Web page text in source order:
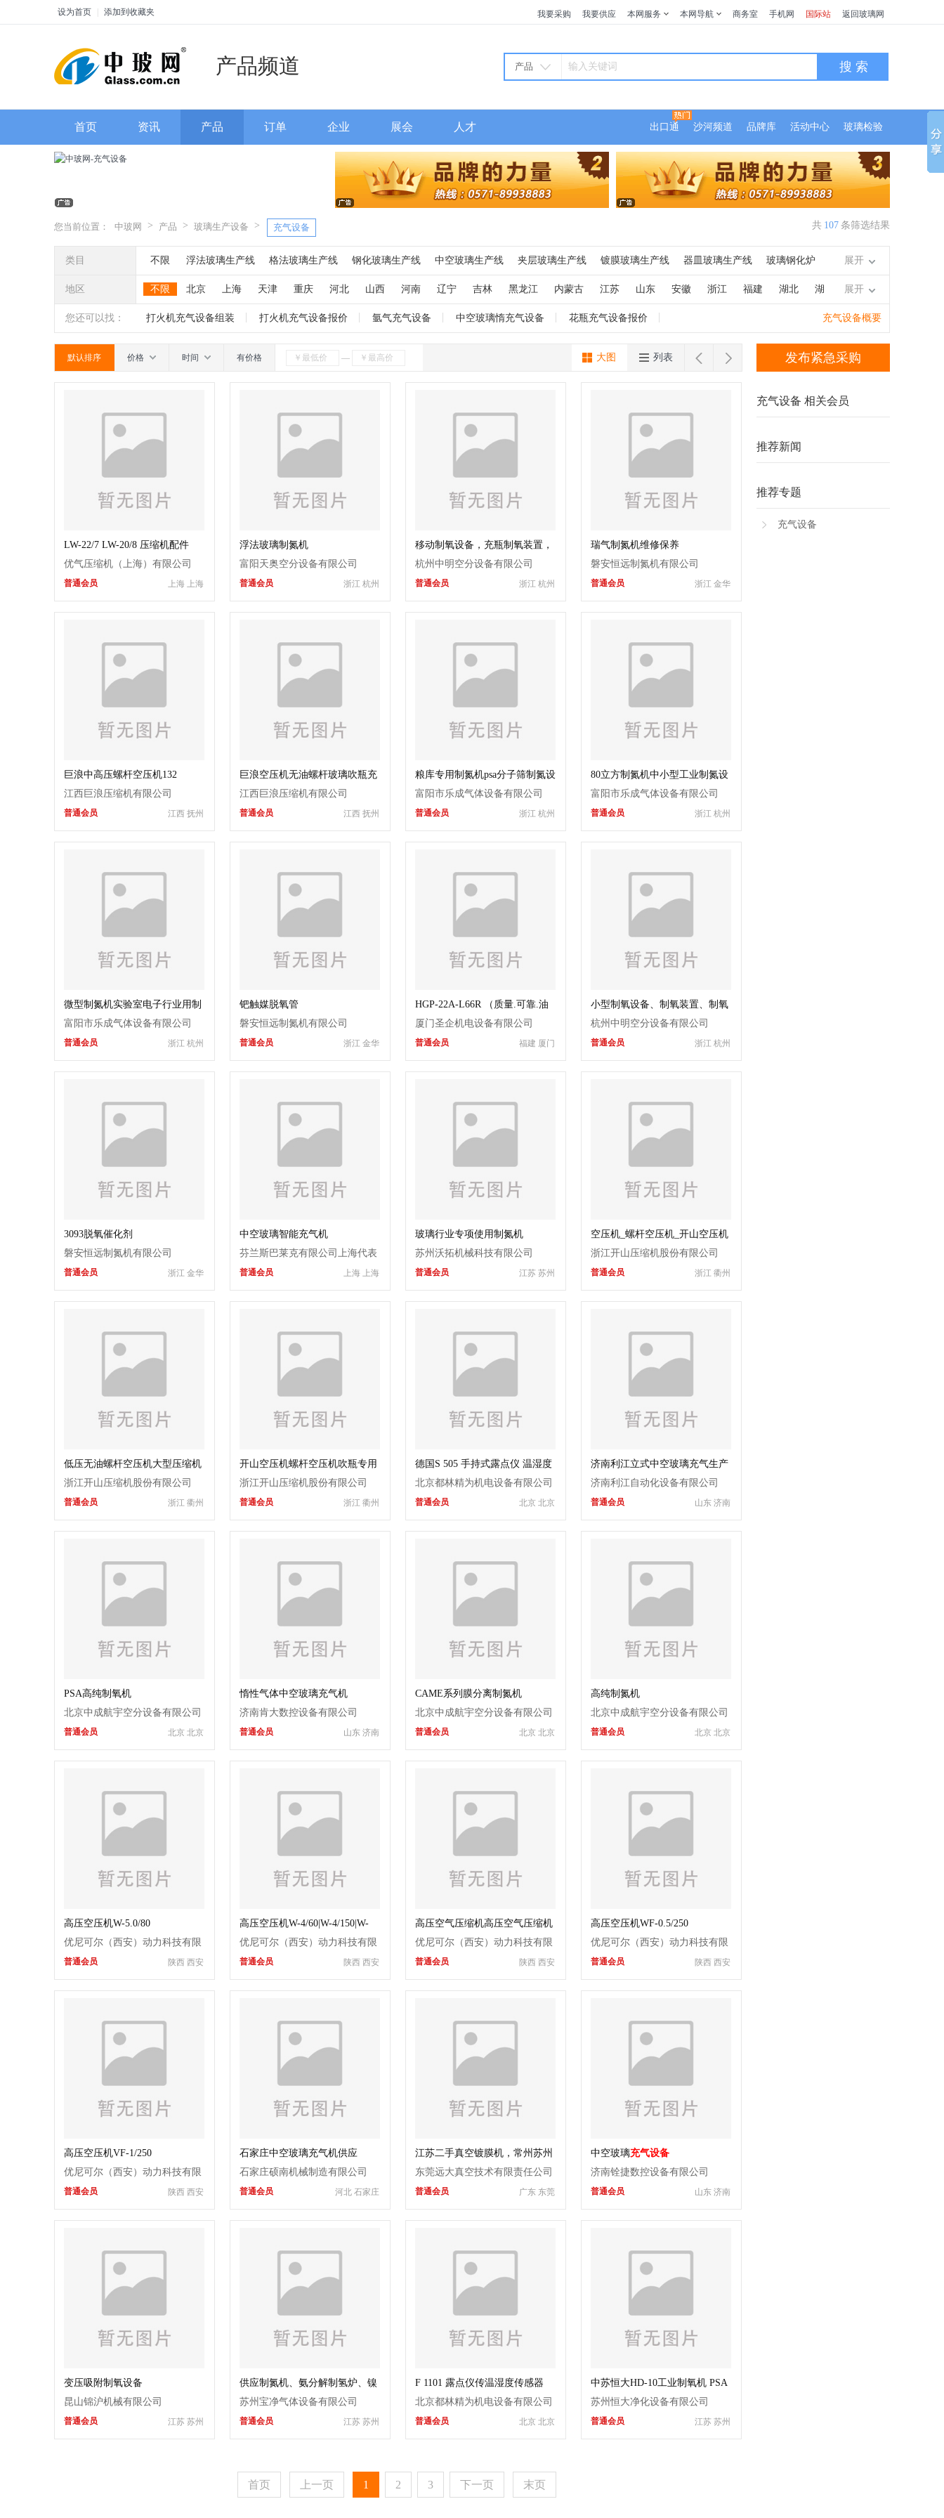
设为首页 添加到收藏夹 我要采购 我要供应 本网服务 本网导航 商务室 手机网 国际站 返回玻璃网
产品频道 产品 搜 索
首页 资讯 产品 订单 企业 展会 人才 出口通 沙河频道 品牌库 活动中心 玻璃检验
您当前位置： 中玻网 > 产品 > 玻璃生产设备 > 充气设备 共 107 条筛选结果
类目 不限 浮法玻璃生产线 格法玻璃生产线 钢化玻璃生产线 中空玻璃生产线 夹层玻璃生产线 镀膜玻璃生产线 器皿玻璃生产线 玻璃钢化炉
热熔炉 热弯炉 烤花炉 玻璃退火炉 玻璃窑炉 高压釜 玻璃磨边机 玻璃切割机 玻璃清洗机 干燥机 玻璃喷砂机 玻璃刻花机 抛光
机 玻璃钻孔机 折弯机 成型机 制瓶机 丝网印刷机 充气设备 陶瓷焊补 玻璃机械 热压机 钻孔套料机 辊压
刻绘机 磨砂
玻璃打孔机 玻璃丝印
展开
地区 不限 北京 上海 天津 重庆 河北 山西 河南 辽宁 吉林 黑龙江 内蒙古 江苏 山东 安徽 浙江 福建 湖北 湖
南 广东 广西 江西 四川 海南 云南 西藏 陕西 甘肃 青海 宁夏 新疆 台湾
展开
您还可以找： 打火机充气设备组装 打火机充气设备报价 氩气充气设备 中空玻璃惰充气设备 花瓶充气设备报价 充气设备概要
默认排序 价格 时间 有价格 —  
大图 列表
LW-22/7 LW-20/8 压缩机配件
优气压缩机（上海）有限公司
上海 上海
普通会员
浮法玻璃制氮机
富阳天奥空分设备有限公司
浙江 杭州
普通会员
移动制氧设备，充瓶制氧装置，
空分制氧设备
杭州中明空分设备有限公司
浙江 杭州
普通会员
瑞气制氮机维修保养
磐安恒远制氮机有限公司
浙江 金华
普通会员
巨浪中高压螺杆空压机132
65KW玻璃吹瓶充气用
江西巨浪压缩机有限公司
江西 抚州
普通会员
巨浪空压机无油螺杆玻璃吹瓶充
气配套机械
江西巨浪压缩机有限公司
江西 抚州
普通会员
粮库专用制氮机psa分子筛制氮设
备
富阳市乐成气体设备有限公司
浙江 杭州
普通会员
80立方制氮机中小型工业制氮设
备
富阳市乐成气体设备有限公司
浙江 杭州
普通会员
微型制氮机实验室电子行业用制
氮设备
富阳市乐成气体设备有限公司
浙江 杭州
普通会员
钯触媒脱氧管
磐安恒远制氮机有限公司
浙江 金华
普通会员
HGP-22A-L66R （质量.可靠.油
泵）
厦门圣企机电设备有限公司
福建 厦门
普通会员
小型制氧设备、制氧装置、制氧
机、氧气设备
杭州中明空分设备有限公司
浙江 杭州
普通会员
3093脱氧催化剂
磐安恒远制氮机有限公司
浙江 金华
普通会员
中空玻璃智能充气机
芬兰斯巴莱克有限公司上海代表
处 上海 上海
普通会员
玻璃行业专项使用制氮机
苏州沃拓机械科技有限公司
江苏 苏州
普通会员
空压机_螺杆空压机_开山空压机
_开山潜孔钻-湖南久鼎节能
浙江开山压缩机股份有限公司
浙江 衢州
普通会员
低压无油螺杆空压机大型压缩机
吹瓶低压空压机
浙江开山压缩机股份有限公司
浙江 衢州
普通会员
开山空压机螺杆空压机吹瓶专用
低压机节能压缩机
浙江开山压缩机股份有限公司
浙江 衢州
普通会员
德国S 505 手持式露点仪 温湿度
传感器
北京都林精为机电设备有限公司
北京 北京
普通会员
济南利江立式中空玻璃充气生产
线
济南利江自动化设备有限公司
山东 济南
普通会员
PSA高纯制氧机
北京中成航宇空分设备有限公司
北京 北京
普通会员
惰性气体中空玻璃充气机
济南肯大数控设备有限公司
山东 济南
普通会员
CAME系列膜分离制氮机
北京中成航宇空分设备有限公司
北京 北京
普通会员
高纯制氮机
北京中成航宇空分设备有限公司
北京 北京
普通会员
高压空压机W-5.0/80
优尼可尔（西安）动力科技有限
公司 陕西 西安
普通会员
高压空压机W-4/60|W-4/150|W-
4/400
优尼可尔（西安）动力科技有限
公司 陕西 西安
普通会员
高压空气压缩机高压空气压缩机
VF-3/60|VF-3/150|VF-3/250
优尼可尔（西安）动力科技有限
公司 陕西 西安
普通会员
高压空压机WF-0.5/250
优尼可尔（西安）动力科技有限
公司 陕西 西安
普通会员
高压空压机VF-1/250
优尼可尔（西安）动力科技有限
公司 陕西 西安
普通会员
石家庄中空玻璃充气机供应
石家庄硕南机械制造有限公司
河北 石家庄
普通会员
江苏二手真空镀膜机，常州苏州
无锡二手真空镀膜机出售
东莞远大真空技术有限责任公司
广东 东莞
普通会员
中空玻璃充气设备
济南铨捷数控设备有限公司
山东 济南
普通会员
变压吸附制氧设备
昆山锦沪机械有限公司
江苏 苏州
普通会员
供应制氮机、氨分解制氢炉、镍
触媒、氨减压阀
苏州宝净气体设备有限公司
江苏 苏州
普通会员
F 1101 露点仪传温湿度传感器
北京都林精为机电设备有限公司
北京 北京
普通会员
中苏恒大HD-10工业制氧机 PSA
工业制氧机
苏州恒大净化设备有限公司
江苏 苏州
普通会员
首页 上一页 1 2 3 下一页 末页
发布紧急采购
充气设备 相关会员
推荐新闻
推荐专题
充气设备